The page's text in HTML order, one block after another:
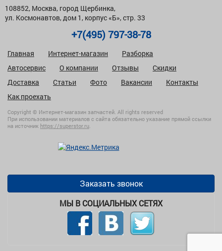
108852, Москва, город Щербинка,
ул. Космонавтов, дом 1, корпус «Б», стр. 33
+7(495) 797-38-78
Главная Интернет-магазин
Разборка
Автосервис
О компании Отзывы
Скидки
Доставка
Статьи Фото Вакансии
Контакты
Как проехать
Copyright © Интернет-магазин запчастей. All rights reserved
При использовании материалов с сайта обязательно указание прямой ссылки
на источник https://superstor.ru
Заказать звонок
МЫ В СОЦИАЛЬНЫХ СЕТЯХ